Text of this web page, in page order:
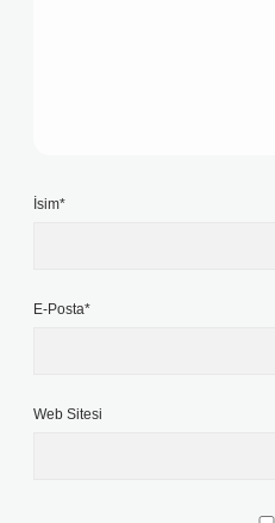
İsim*
E-Posta*
Web Sitesi